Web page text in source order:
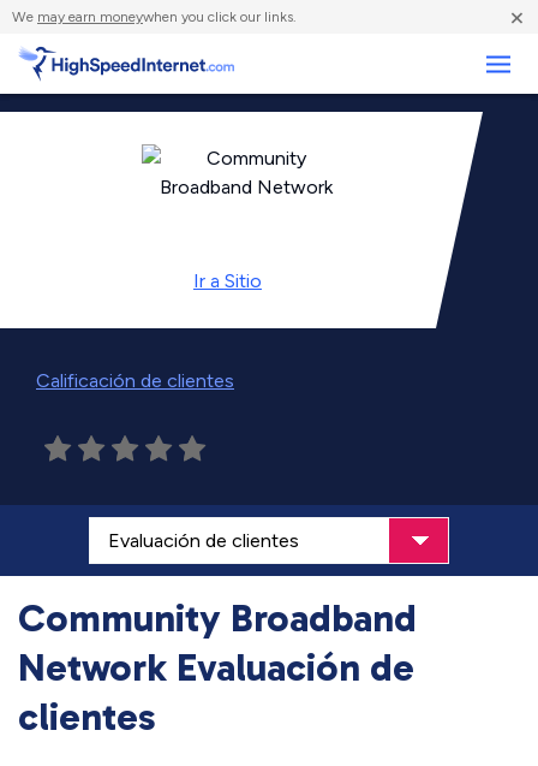
We may earn moneywhen you click our links. ×
Ir a Sitio
Calificación de clientes
Community Broadband
Network Evaluación de
clientes